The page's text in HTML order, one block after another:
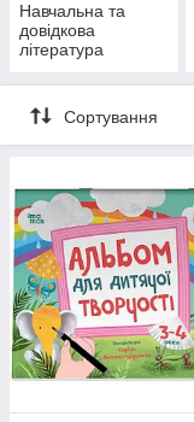
Навчальна та
довідкова
література
Сортування